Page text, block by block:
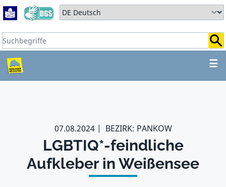
Zum Hauptbereich springen
Zum Hauptmenü springen
Sprache auswählen:
Suchbegriffe:
☰
ZUM HAUPTBEREICH
07.08.2024 BEZIRK: PANKOW
LGBTIQ*-feindliche
Aufkleber in Weißensee